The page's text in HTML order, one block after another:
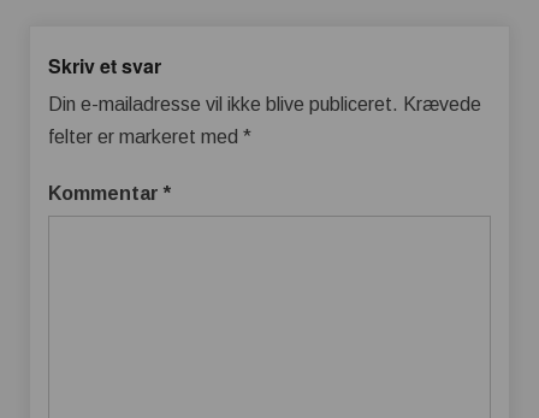
Skriv et svar
Din e-mailadresse vil ikke blive publiceret. Krævede
felter er markeret med *
Kommentar *